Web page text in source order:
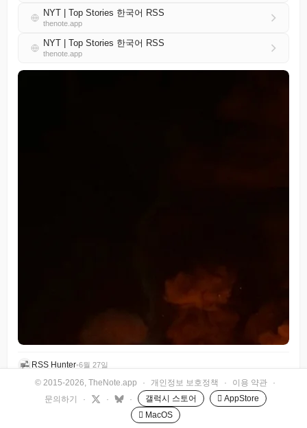
NYT | Top Stories 한국어 RSS
thenote.app
NYT | Top Stories 한국어 RSS
thenote.app
RSS Hunter•6월 27일
© 2015-2026, TheNote.app · 개인정보 보호정책 · 이용 약관
·
문의하기
· · · 갤럭시 스토어
 AppStore
 MacOS